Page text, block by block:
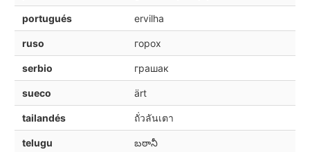
portugués ervilha
ruso горох
serbio грашак
sueco ärt
tailandés ถั่วลันเตา
telugu బఠానీ